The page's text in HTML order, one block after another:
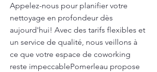
Appelez-nous pour planifier votre
nettoyage en profondeur dès
aujourd'hui! Avec des tarifs flexibles et
un service de qualité, nous veillons à
ce que votre espace de coworking
reste impeccablePomerleau propose